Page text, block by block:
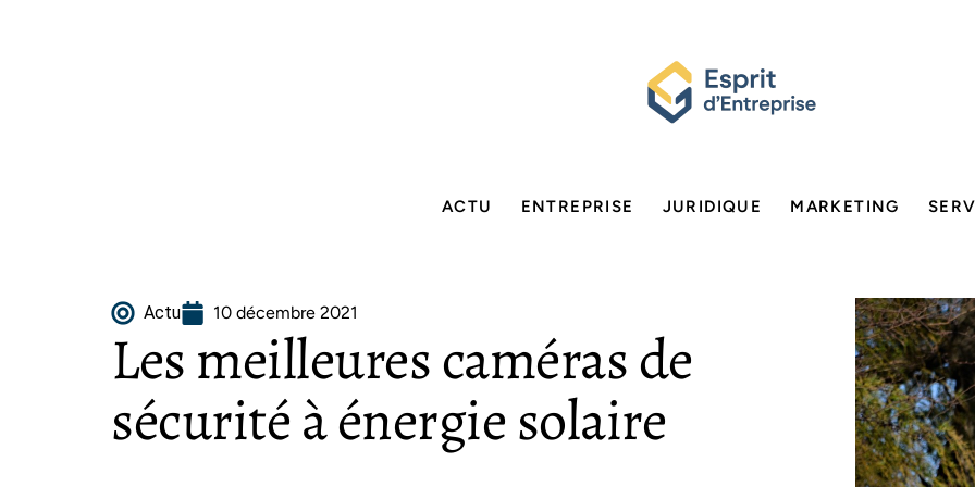
ACTU ENTREPRISE JURIDIQUE MARKETING
Actu 10 décembre 2021
Les meilleures caméras de
sécurité à énergie solaire